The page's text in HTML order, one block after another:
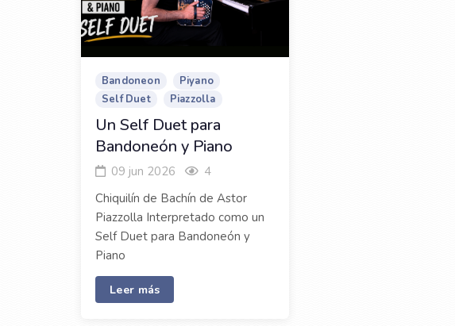
Bandoneon
Piyano
Self Duet
Piazzolla
Un Self Duet para
Bandoneón y Piano
09 jun 2026
4
Chiquilín de Bachín de Astor
Piazzolla Interpretado como un
Self Duet para Bandoneón y
Piano
Leer más